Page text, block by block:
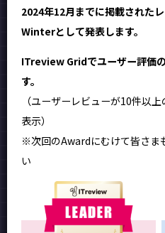
2024年12月までに掲載された
Winterとして発表します。
ITreview Gridでユーザー評価
す。
（ユーザーレビューが10件以
表示）
※次回のAwardにむけて皆さま
い